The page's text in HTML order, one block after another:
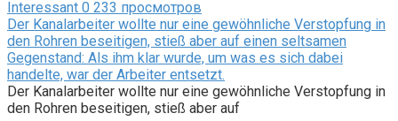
Interessant 0 233 просмотров
Der Kanalarbeiter wollte nur eine gewöhnliche Verstopfung in
den Rohren beseitigen, stieß aber auf einen seltsamen
Gegenstand: Als ihm klar wurde, um was es sich dabei
handelte, war der Arbeiter entsetzt.
Der Kanalarbeiter wollte nur eine gewöhnliche Verstopfung in
den Rohren beseitigen, stieß aber auf